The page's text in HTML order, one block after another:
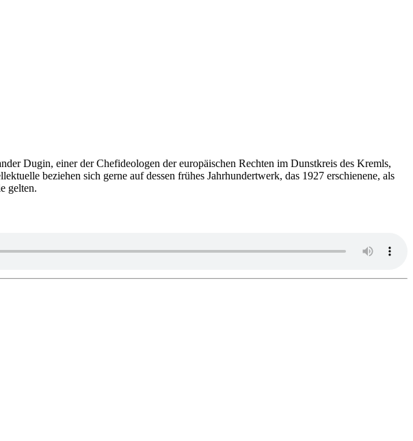
Dugin, einer der Chef­ideo­lo­gen der euro­päi­schen Rechten im Dunst­kreis des Kremls,
bezie­hen sich gerne auf dessen frühes Jahr­hun­dert­werk, das 1927 erschie­nene, als
gelten.